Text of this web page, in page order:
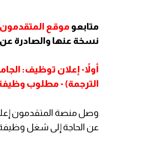
متابعو موقع المتقدمون
نسخة عنها والصادرة
أولاً- إعلان توظيف:
الترجمة) - مطلوب
وصل منصة المتقدمون
عن الحاجة إلى شغل وظيفة